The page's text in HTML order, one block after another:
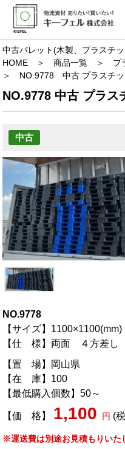
中古パレット(木製、プラスチ
HOME ＞商品一覧 ＞ プ
＞ NO.9778 中古 プラスチ
NO.9778 中古 プラス
中古
NO.9778
【サイズ】1100×1100(mm)
【仕 様】両面 ４方差し
【置 場】岡山県
【在 庫】100
【最低購入個数】50～
【価 格】 1,100 円 (
※運送費は別途お見積もりいた